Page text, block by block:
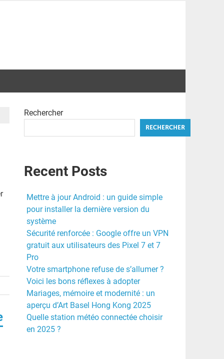
Rechercher
RECHERCHER
Recent Posts
Mettre à jour Android : un guide simple
pour installer la dernière version du
système
Sécurité renforcée : Google offre un VPN
gratuit aux utilisateurs des Pixel 7 et 7
Pro
Votre smartphone refuse de s’allumer ?
Voici les bons réflexes à adopter
Mariages, mémoire et modernité : un
aperçu d’Art Basel Hong Kong 2025
Quelle station météo connectée choisir
en 2025 ?